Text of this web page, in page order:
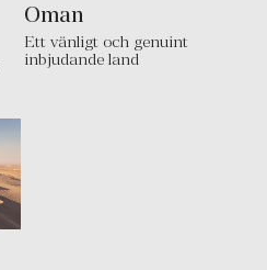
Oman
Ett vänligt och genuint
inbjudande land